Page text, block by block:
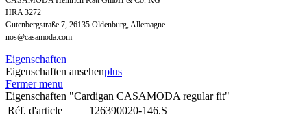
HRA 3272
Gutenbergstraße 7, 26135 Oldenburg, Allemagne
nos@casamoda.com
Eigenschaften
Eigenschaften ansehenplus
Fermer menu
Eigenschaften "Cardigan CASAMODA regular fit"
Réf. d'article
126390020-146.S